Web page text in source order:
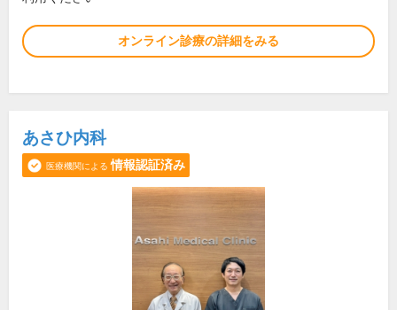
オンライン診療の詳細をみる
あさひ内科
医療機関による 情報認証済み